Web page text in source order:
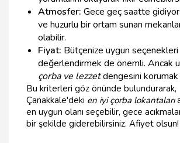
Atmosfer: Gece geç saatte
ve huzurlu bir ortam sunan
olabilir.
Fiyat: Bütçenize uygun seçenekleri
değerlendirmek de önemli. Ancak
çorba ve lezzetdengesini
Bu kriterleri göz önünde bulundurarak,
Çanakkale'deki en iyi çorba lokantaları
en uygun olanı seçebilir, gece
bir şekilde giderebilirsiniz. Afiyet olsun!